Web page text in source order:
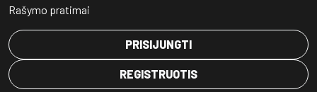
Rašymo pratimai
PRISIJUNGTI
REGISTRUOTIS